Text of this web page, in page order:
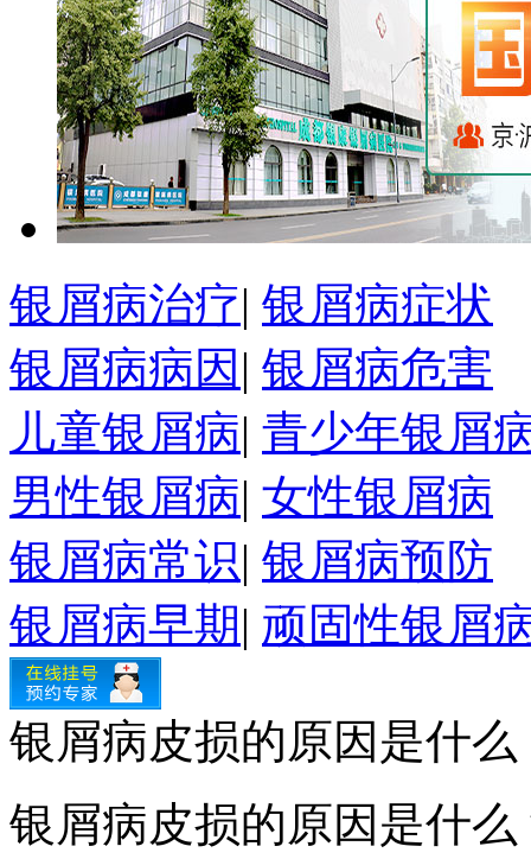
银屑病治疗| 银屑病症状
银屑病病因 | 银屑病危害
儿童银屑病| 青少年银屑
男性银屑病| 女性银屑病
银屑病常识| 银屑病预防
银屑病早期| 顽固性银屑
银屑病皮损的原因是什么
银屑病皮损的原因是什么